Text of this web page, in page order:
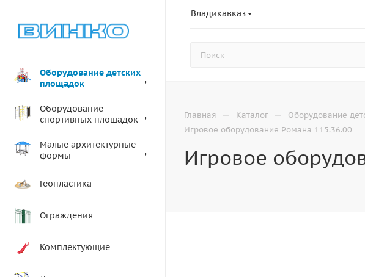
Владикавказ
Оборудование детских
площадок
Оборудование
спортивных площадок
Малые архитектурные
формы
Геопластика
Ограждения
Комплектующие
Главная — Каталог — Оборудование
Игровое оборудование Романа 115.36.00
Игровое